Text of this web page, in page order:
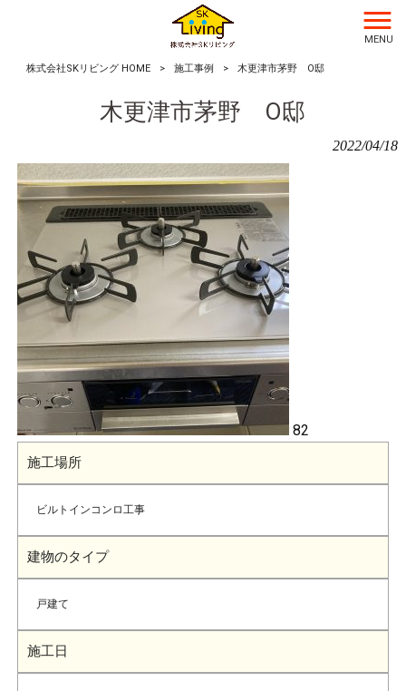
MENU
株式会社SKリビング HOME > 施工事例 > 木更津市茅野 O邸
木更津市茅野 O邸
2022/04/18
82
施工場所
ビルトインコンロ工事
建物のタイプ
戸建て
施工日